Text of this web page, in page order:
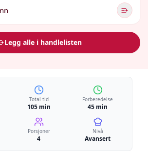
Legg alle i handlelisten
Total tid
105 min
Forberedelse
45 min
Porsjoner
4
Nivå
Avansert